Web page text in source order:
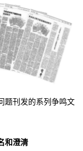
题刊发的系列争鸣文
和澄清